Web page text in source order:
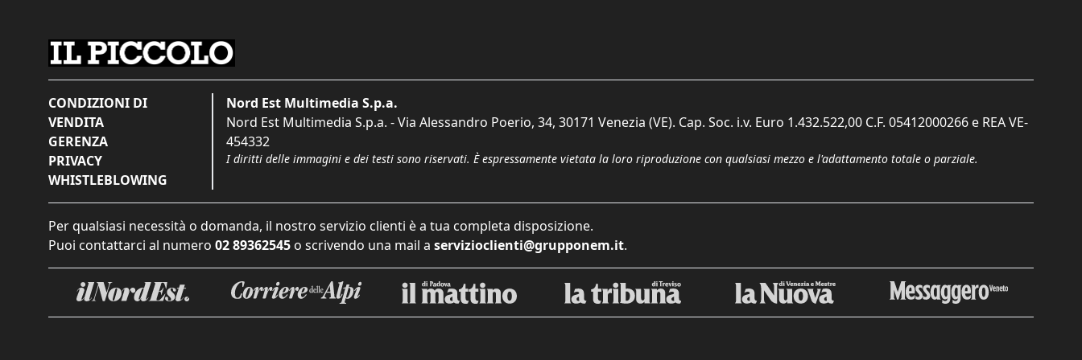
CONDIZIONI DI
VENDITA
GERENZA
PRIVACY
WHISTLEBLOWING
Nord Est Multimedia S.p.a.
Nord Est Multimedia S.p.a. - Via Alessandro Poerio, 34, 30171 Venezia (VE). Cap. Soc. i.v. Euro 1.432.522,00 C.F. 05412000266 e REA VE-
454332
I diritti delle immagini e dei testi sono riservati. È espressamente vietata la loro riproduzione con qualsiasi mezzo e l'adattamento totale o parziale.
Per qualsiasi necessità o domanda, il nostro servizio clienti è a tua completa disposizione.
Puoi contattarci al numero 02 89362545 o scrivendo una mail a servizioclienti@grupponem.it.